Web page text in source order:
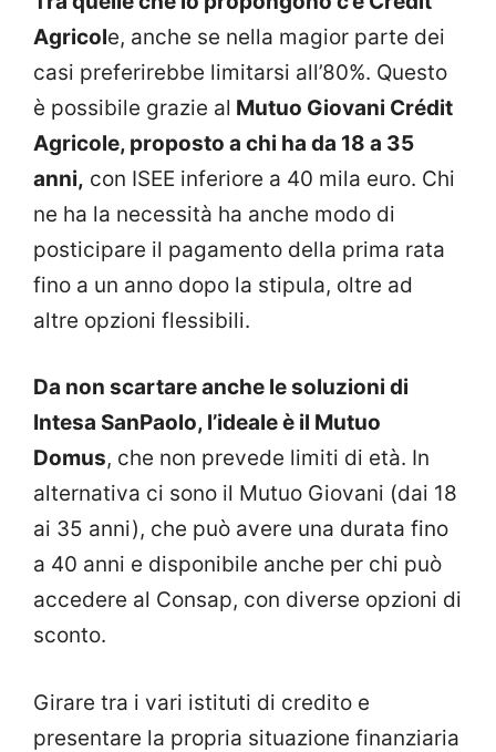
Agricole, anche se nella magior parte dei
casi preferirebbe limitarsi all’80%. Questo
è possibile grazie al Mutuo Giovani Crédit
Agricole, proposto a chi ha da 18 a 35
anni, con ISEE inferiore a 40 mila euro. Chi
ne ha la necessità ha anche modo di
posticipare il pagamento della prima rata
fino a un anno dopo la stipula, oltre ad
altre opzioni flessibili.
Da non scartare anche le soluzioni di
Intesa SanPaolo, l’ideale è il Mutuo
Domus, che non prevede limiti di età. In
alternativa ci sono il Mutuo Giovani (dai 18
ai 35 anni), che può avere una durata fino
a 40 anni e disponibile anche per chi può
accedere al Consap, con diverse opzioni di
sconto.
Girare tra i vari istituti di credito e
presentare la propria situazione finanziaria